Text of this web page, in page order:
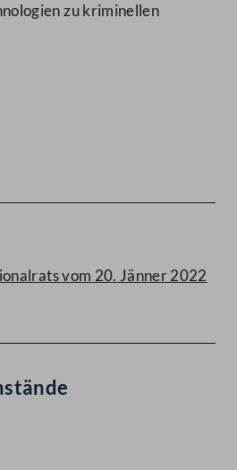
zu kriminellen
vom 20. Jänner 2022